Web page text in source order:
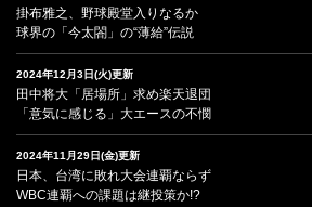
掛布雅之、野球殿堂入りなるか
球界の「今太閤」の“薄給”伝説
2024年12月3日(火)更新
田中将大「居場所」求め楽天退団
「意気に感じる」大エースの不憫
2024年11月29日(金)更新
日本、台湾に敗れ大会連覇ならず
WBC連覇への課題は継投策か!?